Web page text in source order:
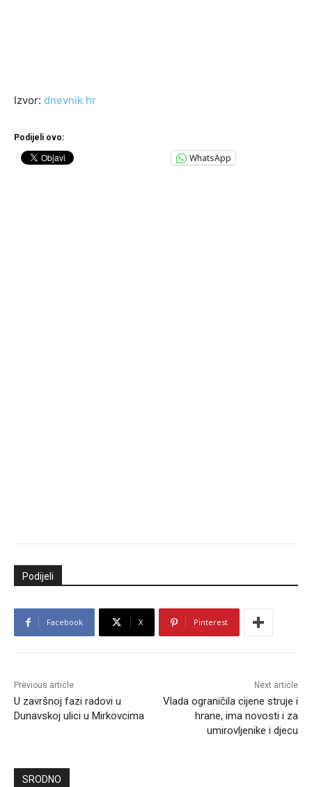
Izvor: dnevnik hr
Podijeli ovo:
WhatsApp
Podijeli
Facebook X Pinterest
Previous article
U završnoj fazi radovi u
Dunavskoj ulici u Mirkovcima
Next article
Vlada ograničila cijene struje i
hrane, ima novosti i za
umirovljenike i djecu
SRODNO